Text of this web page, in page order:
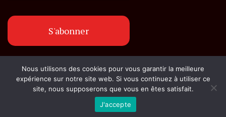
© Copyright flashexpress.fr. Tous droits réservés.
Nous utilisons des cookies pour vous garantir la meilleure
expérience sur notre site web. Si vous continuez à utiliser ce
site, nous supposerons que vous en êtes satisfait.
J'accepte